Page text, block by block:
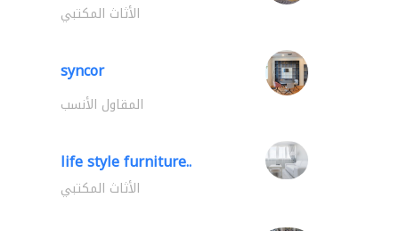
الأثاث المكتبي
syncor
المقاول الأنسب
life style furniture..
الأثاث المكتبي